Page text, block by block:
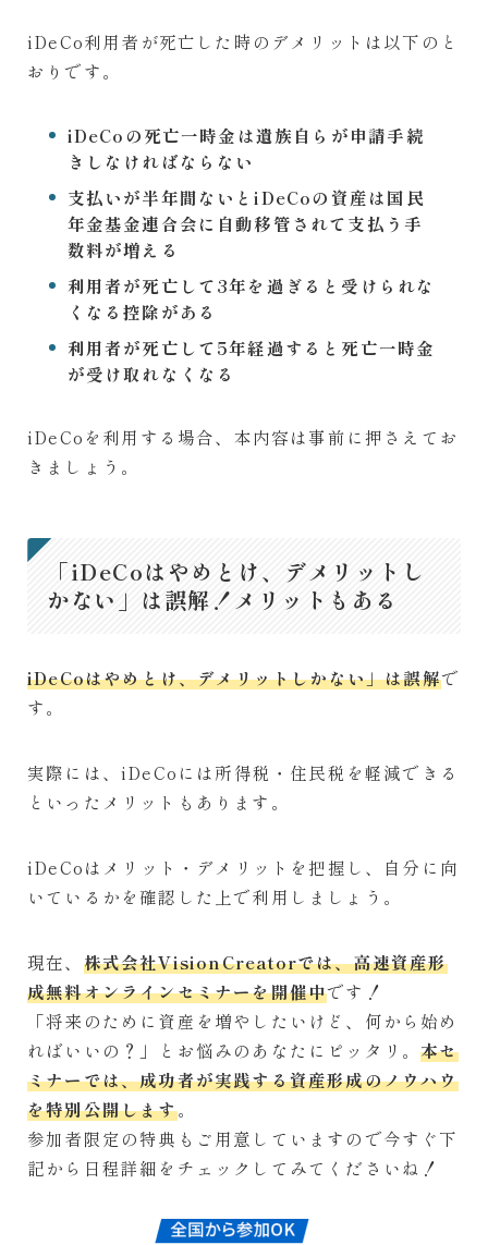
iDeCo利用者が死亡した時のデメリットは以下のと
おりです。
iDeCoの死亡一時金は遺族自らが申請手続
きしなければならない
支払いが半年間ないとiDeCoの資産は国民
年金基金連合会に自動移管されて支払う手
数料が増える
利用者が死亡して3年を過ぎると受けられな
くなる控除がある
利用者が死亡して5年経過すると死亡一時金
が受け取れなくなる
iDeCoを利用する場合、本内容は事前に押さえてお
きましょう。
「iDeCoはやめとけ、デメリットし
かない」は誤解！メリットもある
iDeCoはやめとけ、デメリットしかない」は誤解で
す。
実際には、iDeCoには所得税・住民税を軽減できる
といったメリットもあります。
iDeCoはメリット・デメリットを把握し、自分に向
いているかを確認した上で利用しましょう。
現在、 株式会社VisionCreatorでは、高速資産形
成無料オンラインセミナーを開催中です！
「将来のために資産を増やしたいけど、何から始め
ればいいの？」とお悩みのあなたにピッタリ。本セ
ミナーでは、成功者が実践する資産形成のノウハウ
を特別公開します。
参加者限定の特典もご用意していますので今すぐ下
記から日程詳細をチェックしてみてくださいね！